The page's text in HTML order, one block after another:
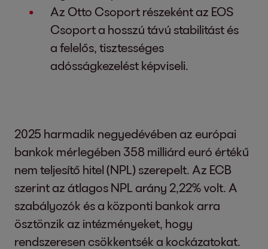
Az Otto Csoport részeként az EOS
Csoport a hosszú távú stabilitást és
a felelős, tisztességes
adósságkezelést képviseli.
2025 harmadik negyedévében az európai
bankok mérlegében 358 milliárd euró értékű
nem teljesítő hitel (NPL) szerepelt. Az ECB
szerint az átlagos NPL arány 2,22% volt. A
szabályozók és a központi bankok arra
ösztönzik az intézményeket, hogy
rendszeresen csökkentsék a kockázatokat.